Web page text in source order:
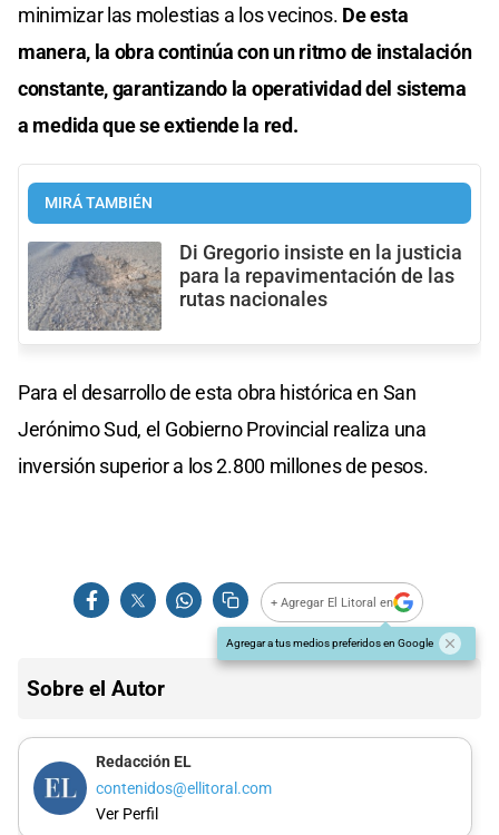
minimizar las molestias a los vecinos. De esta
manera, la obra continúa con un ritmo de instalación
constante, garantizando la operatividad del sistema
a medida que se extiende la red.
MIRÁ TAMBIÉN
Di Gregorio insiste en la justicia
para la repavimentación de las
rutas nacionales
Para el desarrollo de esta obra histórica en San
Jerónimo Sud, el Gobierno Provincial realiza una
inversión superior a los 2.800 millones de pesos.
+ Agregar El Litoral en
Agregar a tus medios preferidos en Google
Sobre el Autor
Redacción EL
contenidos@ellitoral.com
Ver Perfil